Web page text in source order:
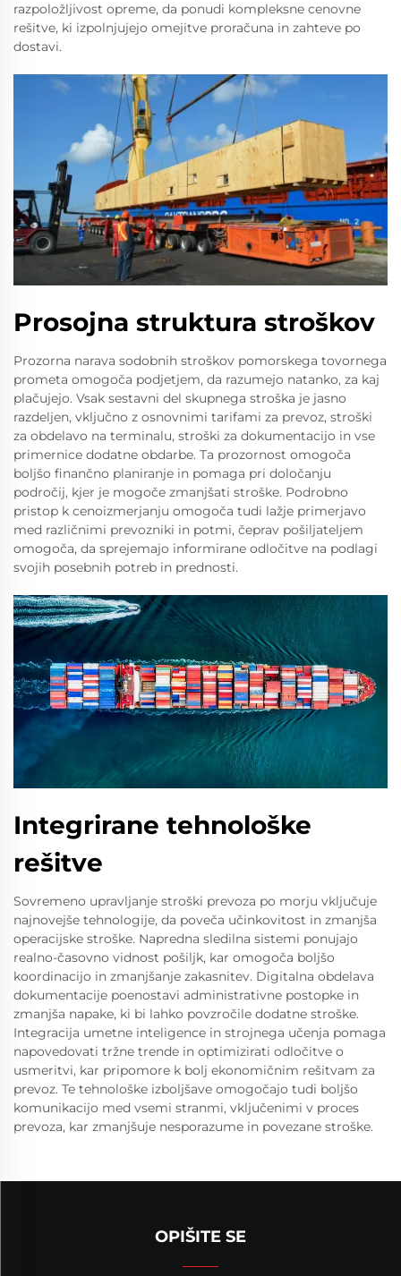
razpoložljivost opreme, da ponudi kompleksne cenovne
rešitve, ki izpolnjujejo omejitve proračuna in zahteve po
dostavi.
Prosojna struktura stroškov
Prozorna narava sodobnih stroškov pomorskega tovornega
prometa omogoča podjetjem, da razumejo natanko, za kaj
plačujejo. Vsak sestavni del skupnega stroška je jasno
razdeljen, vključno z osnovnimi tarifami za prevoz, stroški
za obdelavo na terminalu, stroški za dokumentacijo in vse
primernice dodatne obdarbe. Ta prozornost omogoča
boljšo finančno planiranje in pomaga pri določanju
področij, kjer je mogoče zmanjšati stroške. Podrobno
pristop k cenoizmerjanju omogoča tudi lažje primerjavo
med različnimi prevozniki in potmi, čeprav pošiljateljem
omogoča, da sprejemajo informirane odločitve na podlagi
svojih posebnih potreb in prednosti.
Integrirane tehnološke
rešitve
Sovremeno upravljanje stroški prevoza po morju vključuje
najnovejše tehnologije, da poveča učinkovitost in zmanjša
operacijske stroške. Napredna sledilna sistemi ponujajo
realno-časovno vidnost pošiljk, kar omogoča boljšo
koordinacijo in zmanjšanje zakasnitev. Digitalna obdelava
dokumentacije poenostavi administrativne postopke in
zmanjša napake, ki bi lahko povzročile dodatne stroške.
Integracija umetne inteligence in strojnega učenja pomaga
napovedovati tržne trende in optimizirati odločitve o
usmeritvi, kar pripomore k bolj ekonomičnim rešitvam za
prevoz. Te tehnološke izboljšave omogočajo tudi boljšo
komunikacijo med vsemi stranmi, vključenimi v proces
prevoza, kar zmanjšuje nesporazume in povezane stroške.
OPIŠITE SE